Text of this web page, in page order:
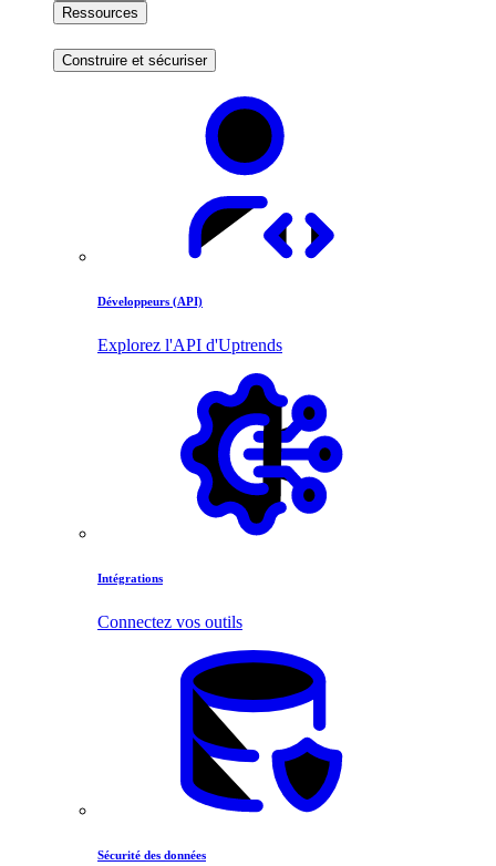
Ressources
Construire et sécuriser
Développeurs (API)
Explorez l'API d'Uptrends
Intégrations
Connectez vos outils
Sécurité des données